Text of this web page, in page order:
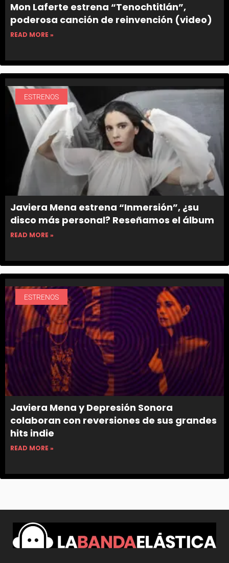
Mon Laferte estrena “Tenochtitlán”,
poderosa canción de reinvención (video)
READ MORE »
ESTRENOS
Javiera Mena estrena “Inmersión”, ¿su
disco más personal? Reseñamos el álbum
READ MORE »
ESTRENOS
Javiera Mena y Depresión Sonora
colaboran con reversiones de sus grandes
hits indie
READ MORE »